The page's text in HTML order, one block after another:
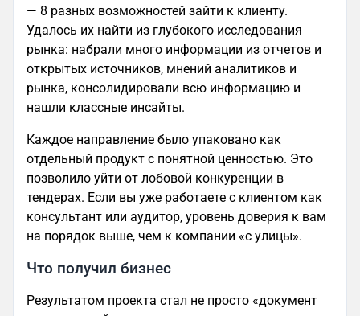
— 8 разных возможностей зайти к клиенту.
Удалось их найти из глубокого исследования
рынка: набрали много информации из отчетов и
открытых источников, мнений аналитиков и
рынка, консолидировали всю информацию и
нашли классные инсайты.
Каждое направление было упаковано как
отдельный продукт с понятной ценностью. Это
позволило уйти от лобовой конкуренции в
тендерах. Если вы уже работаете с клиентом как
консультант или аудитор, уровень доверия к вам
на порядок выше, чем к компании «с улицы».
Что получил бизнес
Результатом проекта стал не просто «документ